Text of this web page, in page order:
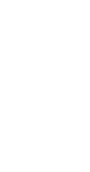
- dormitor separat,
situate intr-o
separate, acces